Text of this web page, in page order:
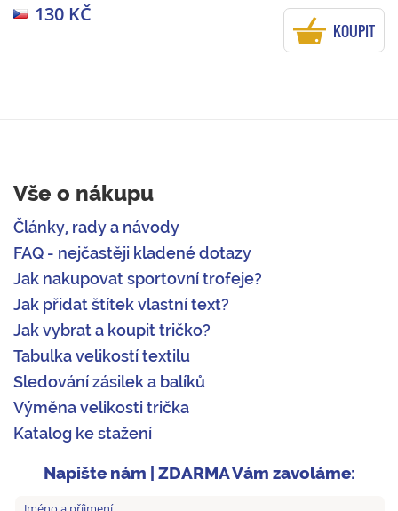
130 KČ
KOUPIT
Vše o nákupu
Články, rady a návody
FAQ - nejčastěji kladené dotazy
Jak nakupovat sportovní trofeje?
Jak přidat štítek vlastní text?
Jak vybrat a koupit tričko?
Tabulka velikostí textilu
Sledování zásilek a balíků
Výměna velikosti trička
Katalog ke stažení
Napište nám | ZDARMA Vám zavoláme: